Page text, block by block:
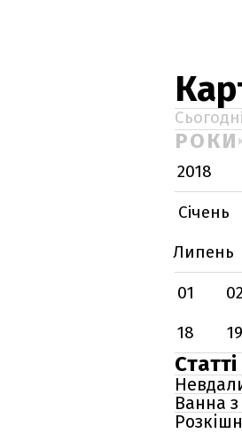
Сьогодні
РОКИ
2018
Січень
Липень
01
02
18
19
Статті
Ванна